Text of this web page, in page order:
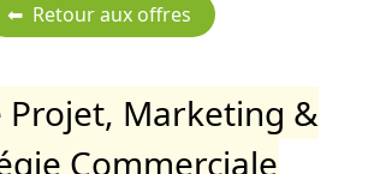
Projet, Marketing &
Commerciale